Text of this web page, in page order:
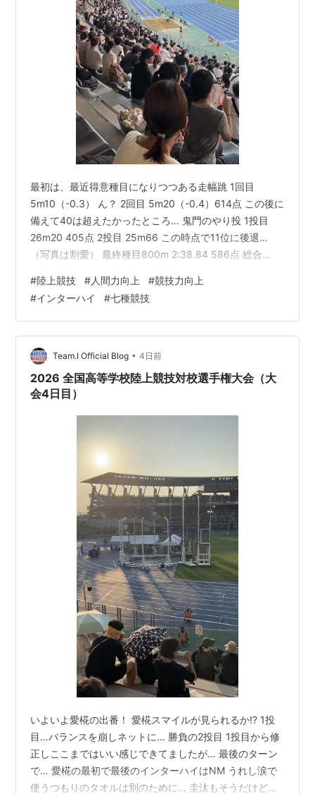
最初は、最近得意種目になりつつある走幅跳 1回目
5m10（-0.3） ん？ 2回目 5m20（-0.4）614点 この後に
備えて40は超えたかったところ… 鬼門のやり投 1投目
26m20 405点 2投目 25m66 この時点で11位に後退…
（写真は割愛） 最終種目800m 2:38.84 586点 総合
実感しました。 咲夢の得点源は4種目 それをハイレベル
で揃えれば勝機はあった… しかしインターハイでは、や
り投や800mで巻き返してくる… （勝手に）富山県No. 1
アスリートとして乗り込みましたが… 全国のレベルは高
かった！ …
#陸上競技 #人間力向上 #競技力向上
#インターハイ #七種競技
Team.I Official Blog • 4日前
2026 全国高等学校陸上競技対校選手権大会（大
会4日目）
いよいよ愛椛の出番！ 愛椛スマイルが見られるか⁉️ 1投
目…バランスを崩しネットに… 勝負の2投目 1投目から修
正しここまではいい感じできてましたが… 最後のターン
で… 愛椛の最初で最後のインターハイはNM うれし涙で
使うつもりのタオルは別のために… 圭汰もそうだけど…